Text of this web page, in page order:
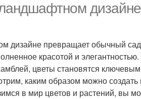
дизайне превращает обычный
красотой и
цветы становятся
каким образом можно
в мир цветов и растений, вы